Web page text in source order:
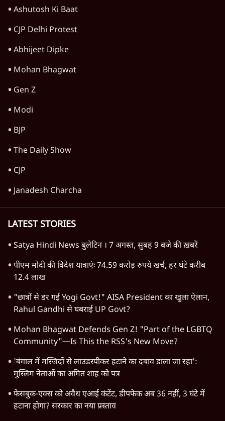
Ashutosh Ki Baat
CJP Delhi Protest
Abhijeet Dipke
Mohan Bhagwat
Gen Z
Modi
BJP
The Daily Show
CJP
Janadesh Charcha
LATEST STORIES
Satya Hindi News बुलेटिन । 7 अगस्त, सुबह 9 बजे की ख़बरें
पीएम मोदी की विदेश यात्राएंः 74.59 करोड़ रुपये खर्च, हर घंटे करीब
12.4 लाख
"छात्रों से डर गई Yogi Govt!" AISA President का खुला ऐलान,
Rahul Gandhi से घबराई UP Govt?
Mohan Bhagwat Defends Gen Z! "Part of the LGBTQ
Community"—Is This the RSS's New Move?
'बंगाल में मस्जिदों से लाउडस्पीकर हटाने का दबाव डाला जा रहा':
मुस्लिम नेताओं का अमित शाह को पत्र
फेसबुक-एक्स को अवैध एआई कंटेंट, डीपफेक अब 36 नहीं, 3 घंटे में
हटाना होगा? सरकार का नया प्रस्ताव